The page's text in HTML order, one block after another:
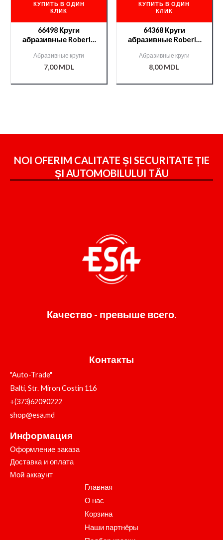
КУПИТЬ В ОДИН
КЛИК
66498 Круги
абразивные Roberlo
P320
Абразивные круги
7,00MDL
КУПИТЬ В ОДИН
КЛИК
64368 Круги
абразивные Roberlo
Абразивные круги
8,00MDL
NOI OFERIM CALITATE ȘI SECURITATE ȚIE
ȘI AUTOMOBILULUI TĂU
Качество - превыше всего.
Контакты
"Auto-Trade"
Balti, Str. Miron Costin 116
+(373)62090222
shop@esa.md
Информация
Оформление заказа
Доставка и оплата
Мой аккаунт
Главная
О нас
Корзина
Наши партнёры